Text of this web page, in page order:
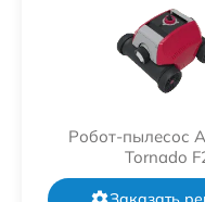
Робот-пылесос
Tornado